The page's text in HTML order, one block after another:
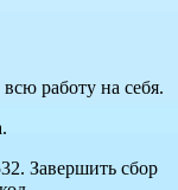
работу на себя.
Завершить сбор